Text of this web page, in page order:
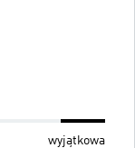
wyjątkowa